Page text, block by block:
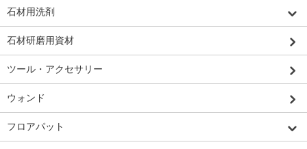
石材用洗剤
石材研磨用資材
ツール・アクセサリー
ウォンド
フロアパット